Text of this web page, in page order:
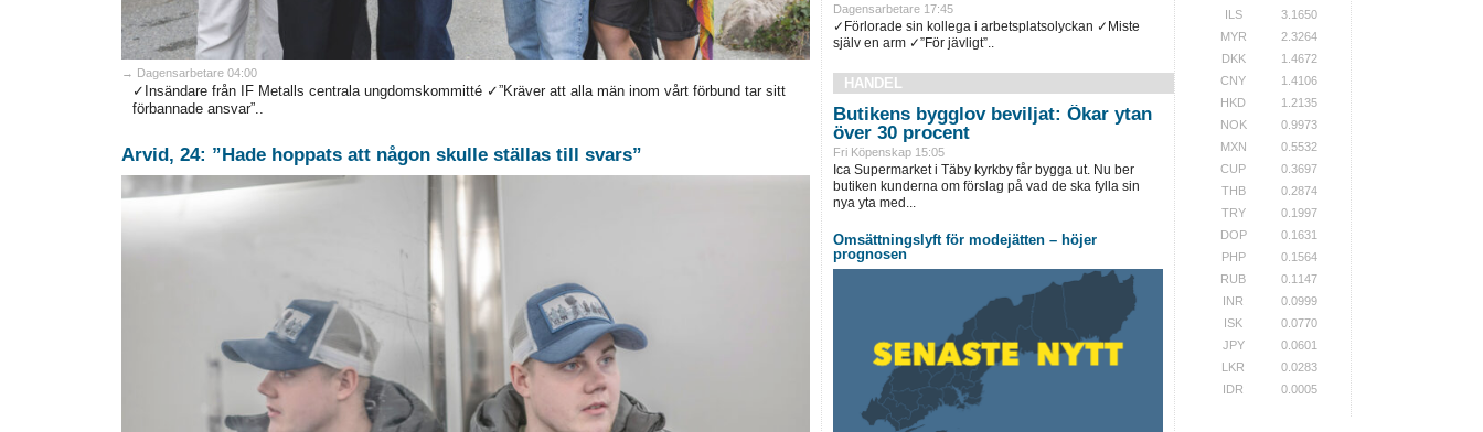
→ Dagensarbetare 04:00
✓Insändare från IF Metalls centrala ungdomskommitté ✓”Kräver att alla män inom vårt förbund tar sitt
förbannade ansvar”..
Arvid, 24: ”Hade hoppats att någon skulle ställas till svars”
Dagensarbetare 17:45
✓Förlorade sin kollega i arbetsplatsolyckan ✓Miste
själv en arm ✓”För jävligt”..
HANDEL
Butikens bygglov beviljat: Ökar ytan
över 30 procent
Fri Köpenskap 15:05
Ica Supermarket i Täby kyrkby får bygga ut. Nu ber
butiken kunderna om förslag på vad de ska fylla sin
nya yta med...
Omsättningslyft för modejätten – höjer
prognosen
ILS
3.1650
MYR
2.3264
DKK
1.4672
CNY
1.4106
HKD
1.2135
NOK
0.9973
MXN
0.5532
CUP
0.3697
THB
0.2874
TRY
0.1997
DOP
0.1631
PHP
0.1564
RUB
0.1147
INR
0.0999
ISK
0.0770
JPY
0.0601
LKR
0.0283
IDR
0.0005